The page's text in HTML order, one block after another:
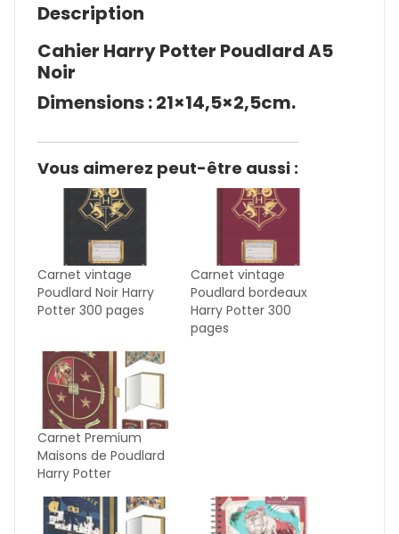
Description
Cahier Harry Potter Poudlard A5
Noir
Dimensions : 21×14,5×2,5cm.
Vous aimerez peut-être aussi :
Carnet vintage
Poudlard Noir Harry
Potter 300 pages
Carnet vintage
Poudlard bordeaux
Harry Potter 300
pages
Carnet Premium
Maisons de Poudlard
Harry Potter